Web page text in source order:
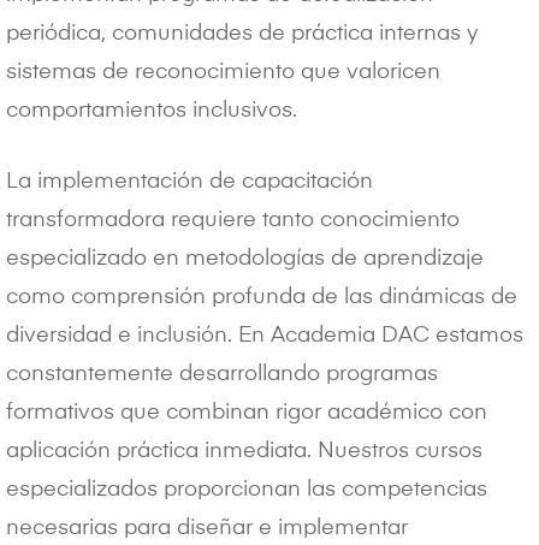
periódica, comunidades de práctica internas y
sistemas de reconocimiento que valoricen
comportamientos inclusivos.
La implementación de capacitación
transformadora requiere tanto conocimiento
especializado en metodologías de aprendizaje
como comprensión profunda de las dinámicas de
diversidad e inclusión. En Academia DAC estamos
constantemente desarrollando programas
formativos que combinan rigor académico con
aplicación práctica inmediata. Nuestros cursos
especializados proporcionan las competencias
necesarias para diseñar e implementar